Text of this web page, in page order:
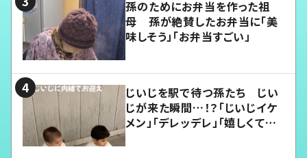
孫のためにお弁当を作った祖
母 孫が絶賛したお弁当に「美
味しそう」「お弁当すごい」
じいじを駅で待つ孫たち じい
じが来た瞬間…！？「じいじイケ
メン」「デレッデレ」「嬉しくて可